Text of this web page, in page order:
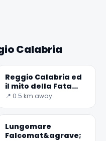
Calabria
Reggio Calabria ed
il mito della Fata
Morgana
📍 0.5 km away
Lungomare
Falcomat&agrave;